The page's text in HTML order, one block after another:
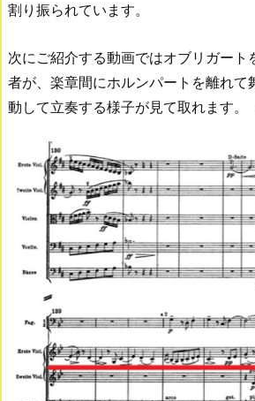
割り振られています。
次にご紹介する動画ではオブリガート
者が、楽章間にホルンパートを離れて
動して立奏する様子が見て取れます。